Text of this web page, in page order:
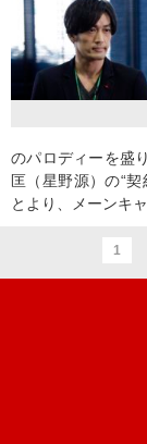
のパロディーを盛
匡（星野源）の“
とより、メーンキ
1